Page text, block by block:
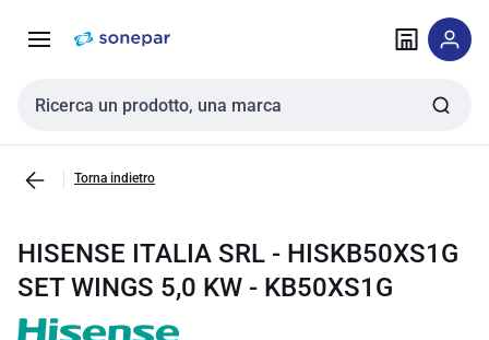
navigazione alla
Cerca input
Torna indietro
HISENSE ITALIA SRL - HISKB50XS1G
SET WINGS 5,0 KW - KB50XS1G